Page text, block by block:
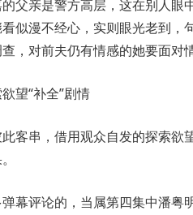
父亲是警方高层，这在别人眼
似漫不经心，实则眼光老到，
，对前夫仍有情感的她要面对
“补全”剧情
串，借用观众自发的探索欲
幕评论的，当属第四集中潘